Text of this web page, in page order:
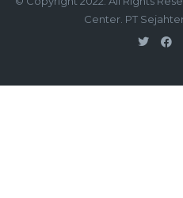
Center. PT